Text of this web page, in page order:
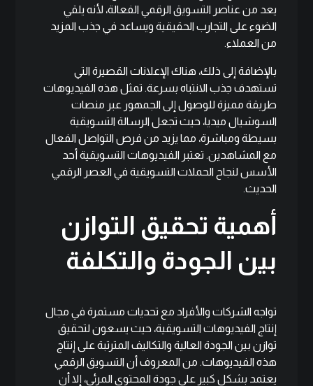
يعد من عناصر التسويق الرقمي الفعالة، لأنه يلقي
الضوء على التجارب الحقيقية ويساعد في جذب المزيد
من العملاء.
بالإضافة إلى ذلك، هناك الإعلانات القصيرة التي
تستهدف جذب الانتباه بسرعة. تمثل هذه الفيديوهات
طريقة مميزة للوصول إلى الجمهور عبر منصات
السوشيال ميديا، حيث تجعل الرسالة التسويقية
بسيطة ومباشرة، مما يزيد من فرص التواصل الفعال
مع المشاهدين. تعتبر الفيديوهات التسويقية أحد
الأسس لنجاح الحملات التسويقية في العصر الرقمي
الحديث.
أهمية تحقيق التوازن
بين الجودة والتكلفة
تواجه الشركات والأفراد مع تحديات مستمرة في مجال
إنتاج الفيديوهات التسويقية، حيث يسعون لتحقيق
توازن بين الجودة العالية والتكاليف المترتبة على إنتاج
هذه الفيديوهات. من المعروف أن التسويق الرقمي
يعتمد بشكل كبير على جودة المحتوى المرئي، إلا أن